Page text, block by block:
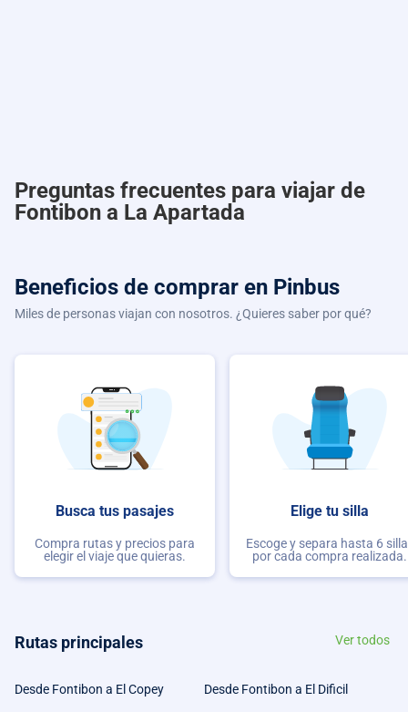
Preguntas frecuentes para viajar de
Fontibon a La Apartada
Beneficios de comprar en Pinbus
Miles de personas viajan con nosotros. ¿Quieres saber por qué?
Busca tus pasajes
Compra rutas y precios para
elegir el viaje que quieras.
Elige tu silla
Escoge y separa hasta 6
por cada compra realizada.
Rutas principales Ver todos
Desde Fontibon a El Copey Desde Fontibon a El Dificil